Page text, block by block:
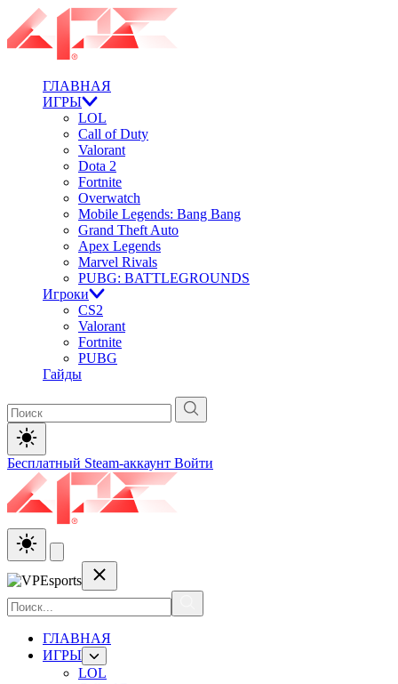
ГЛАВНАЯ
ИГРЫ
LOL
Call of Duty
Valorant
Dota 2
Fortnite
Overwatch
Mobile Legends: Bang Bang
Grand Theft Auto
Apex Legends
Marvel Rivals
PUBG: BATTLEGROUNDS
Игроки
CS2
Valorant
Fortnite
PUBG
Гайды
Бесплатный Steam-аккаунт Войти
ГЛАВНАЯ
ИГРЫ
LOL